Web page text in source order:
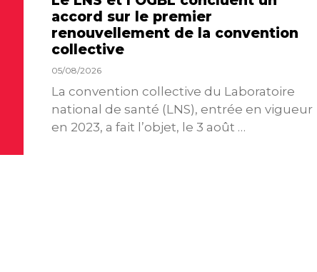
accord sur le premier
renouvellement de la convention
collective
05/08/2026
La convention collective du Laboratoire
national de santé (LNS), entrée en vigueur
en 2023, a fait l’objet, le 3 août …